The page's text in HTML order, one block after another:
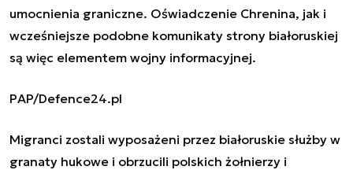
umocnienia graniczne. Oświadczenie Chrenina, jak i
wcześniejsze podobne komunikaty strony białoruskiej
są więc elementem wojny informacyjnej.
PAP/Defence24.pl
Migranci zostali wyposażeni przez białoruskie służby w
granaty hukowe i obrzucili polskich żołnierzy i